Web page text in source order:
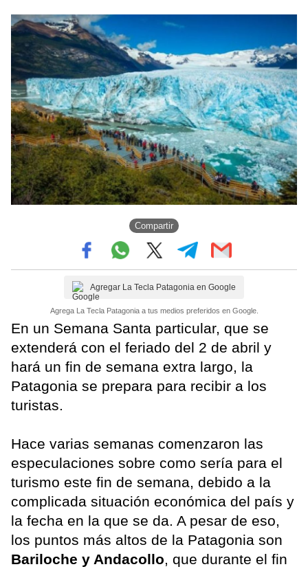
Compartir
Agregar La Tecla Patagonia en Google
Agrega La Tecla Patagonia a tus medios preferidos en Google.
En un Semana Santa particular, que se
extenderá con el feriado del 2 de abril y
hará un fin de semana extra largo, la
Patagonia se prepara para recibir a los
turistas.
Hace varias semanas comenzaron las
especulaciones sobre como sería para el
turismo este fin de semana, debido a la
complicada situación económica del país y
la fecha en la que se da. A pesar de eso,
los puntos más altos de la Patagonia son
Bariloche y Andacollo, que durante el fin